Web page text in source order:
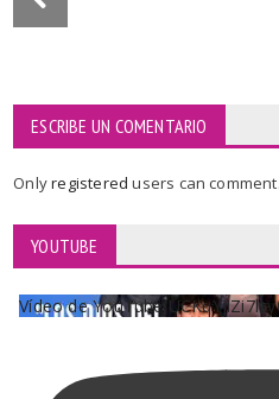
ESCRIBE UN COMENTARIO
Onlyregisteredusers can comment.
YOUTUBE
Vídeo de YouTube